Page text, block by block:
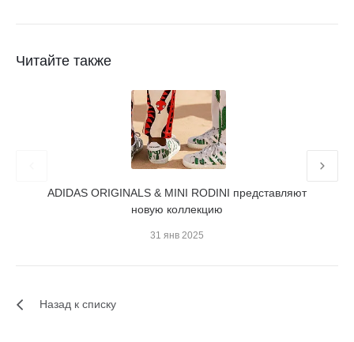
Читайте также
ADIDAS ORIGINALS & MINI RODINI представляют
новую коллекцию
31 янв 2025
Назад к списку